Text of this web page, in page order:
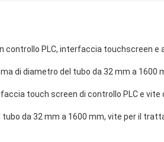
controllo PLC, interfaccia touchscreen e
di diametro del tubo da 32 mm a 1600
touch screen di controllo PLC e
da 32 mm a 1600 mm, vite per il